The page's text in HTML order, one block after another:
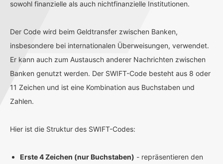
sowohl finanzielle als auch nichtfinanzielle Institutionen.
Der Code wird beim Geldtransfer zwischen Banken,
insbesondere bei internationalen Überweisungen, verwendet.
Er kann auch zum Austausch anderer Nachrichten zwischen
Banken genutzt werden. Der SWIFT-Code besteht aus 8 oder
11 Zeichen und ist eine Kombination aus Buchstaben und
Zahlen.
Hier ist die Struktur des SWIFT-Codes:
Erste 4 Zeichen (nur Buchstaben) - repräsentieren den